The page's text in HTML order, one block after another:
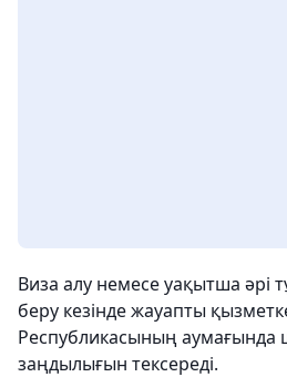
Виза алу немесе уақытша әрі
беру кезінде жауапты
Республикасының аумағында
заңдылығын тексереді.